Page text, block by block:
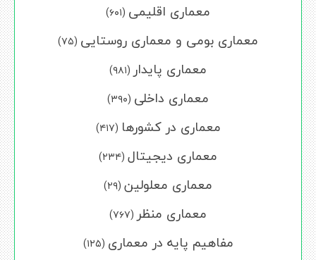
معماری اقلیمی (۶۰۱)
معماری بومی و معماری روستایی (۷۵)
معماری پایدار (۹۸۱)
معماری داخلی (۳۹۰)
معماری در کشورها (۴۱۷)
معماری دیجیتال (۲۳۴)
معماری معلولین (۲۹)
معماری منظر (۷۶۷)
مفاهیم پایه در معماری (۱۲۵)